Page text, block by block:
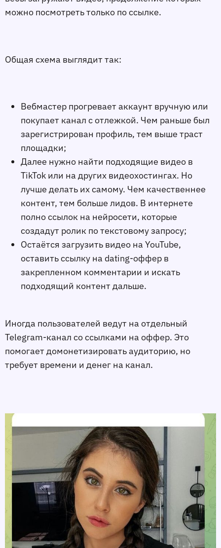
можно посмотреть только по ссылке.
Общая схема выглядит так:
Вебмастер прогревает аккаунт вручную или
покупает канал с отлежкой. Чем раньше был
зарегистрирован профиль, тем выше траст
площадки;
Далее нужно найти подходящие видео в
TikTok или на других видеохостингах. Но
лучше делать их самому. Чем качественнее
контент, тем больше лидов. В интернете
полно ссылок на нейросети, которые
создадут ролик по текстовому запросу;
Остаётся загрузить видео на YouTube,
оставить ссылку на dating-оффер в
закрепленном комментарии и искать
подходящий контент дальше.
Иногда пользователей ведут на отдельный
Telegram-канал со ссылками на оффер. Это
помогает домонетизировать аудиторию, но
требует времени и денег на канал.